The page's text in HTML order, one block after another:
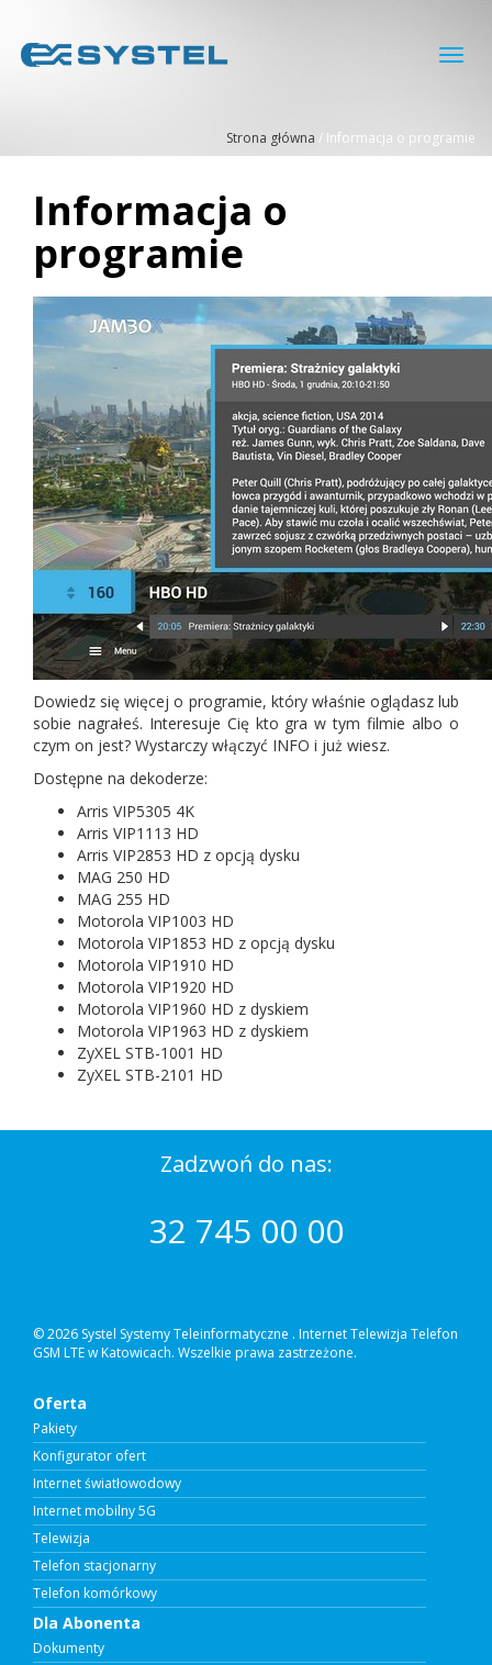
Strona główna / Informacja o programie
Informacja o
programie
Dowiedz się więcej o programie, który właśnie oglądasz lub
sobie nagrałeś. Interesuje Cię kto gra w tym filmie albo o
czym on jest? Wystarczy włączyć INFO i już wiesz.
Dostępne na dekoderze:
Arris VIP5305 4K
Arris VIP1113 HD
Arris VIP2853 HD z opcją dysku
MAG 250 HD
MAG 255 HD
Motorola VIP1003 HD
Motorola VIP1853 HD z opcją dysku
Motorola VIP1910 HD
Motorola VIP1920 HD
Motorola VIP1960 HD z dyskiem
Motorola VIP1963 HD z dyskiem
ZyXEL STB-1001 HD
ZyXEL STB-2101 HD
Zadzwoń do nas:
32 745 00 00
© 2026 Systel Systemy Teleinformatyczne . Internet Telewizja Telefon
GSM LTE w Katowicach. Wszelkie prawa zastrzeżone.
Oferta
Pakiety
Konfigurator ofert
Internet światłowodowy
Internet mobilny 5G
Telewizja
Telefon stacjonarny
Telefon komórkowy
Dla Abonenta
Dokumenty